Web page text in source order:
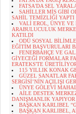
FATSA'DA SEL
SAHİLLER MİS GİBİ
SAHİL TEMİZLİĞİ YAPTI
VALİ EROL, ÜNYE VE
ARABULUCULUK
KATILDI
ODÜ SOSYAL
EĞİTİM BAŞVURULARI
FENERBAHÇE VE
GİYECEĞİ FORMALAR
ERATEKS'TE
115 YILLIK KONAK
GÜZEL SANATLAR
SERGİSİ’NİN AÇILIŞI
ÜNYE GÖLEVİ
AİLE DESTEK
DANIŞMANLIK YAPIYOR
BAŞKAN KARLIBEL
BAŞKAN KARLIBEL,